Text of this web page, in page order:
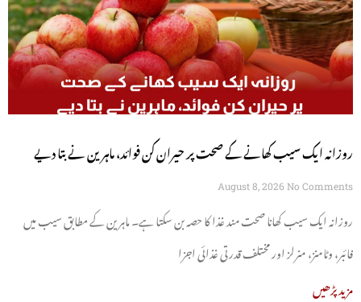
روزانہ ایک سیب کھانے کے صحت پر حیران کن فوائد، ماہرین نے بتا دیے
August 8, 2026 No Comments
روزانہ ایک سیب کھانا صحت مند غذا کا حصہ بن سکتا ہے۔ ماہرین کے مطابق سیب میں
فائبر، وٹامنز، منرلز اور مختلف قدرتی غذائی اجزا
مزید پڑھیں